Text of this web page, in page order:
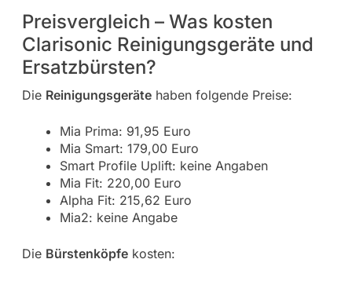
Preisvergleich – Was kosten
Clarisonic Reinigungsgeräte und
Ersatzbürsten?
Die Reinigungsgerätehaben folgende Preise:
Mia Prima: 91,95 Euro
Mia Smart: 179,00 Euro
Smart Profile Uplift: keine Angaben
Mia Fit: 220,00 Euro
Alpha Fit: 215,62 Euro
Mia2: keine Angabe
Die Bürstenköpfekosten: